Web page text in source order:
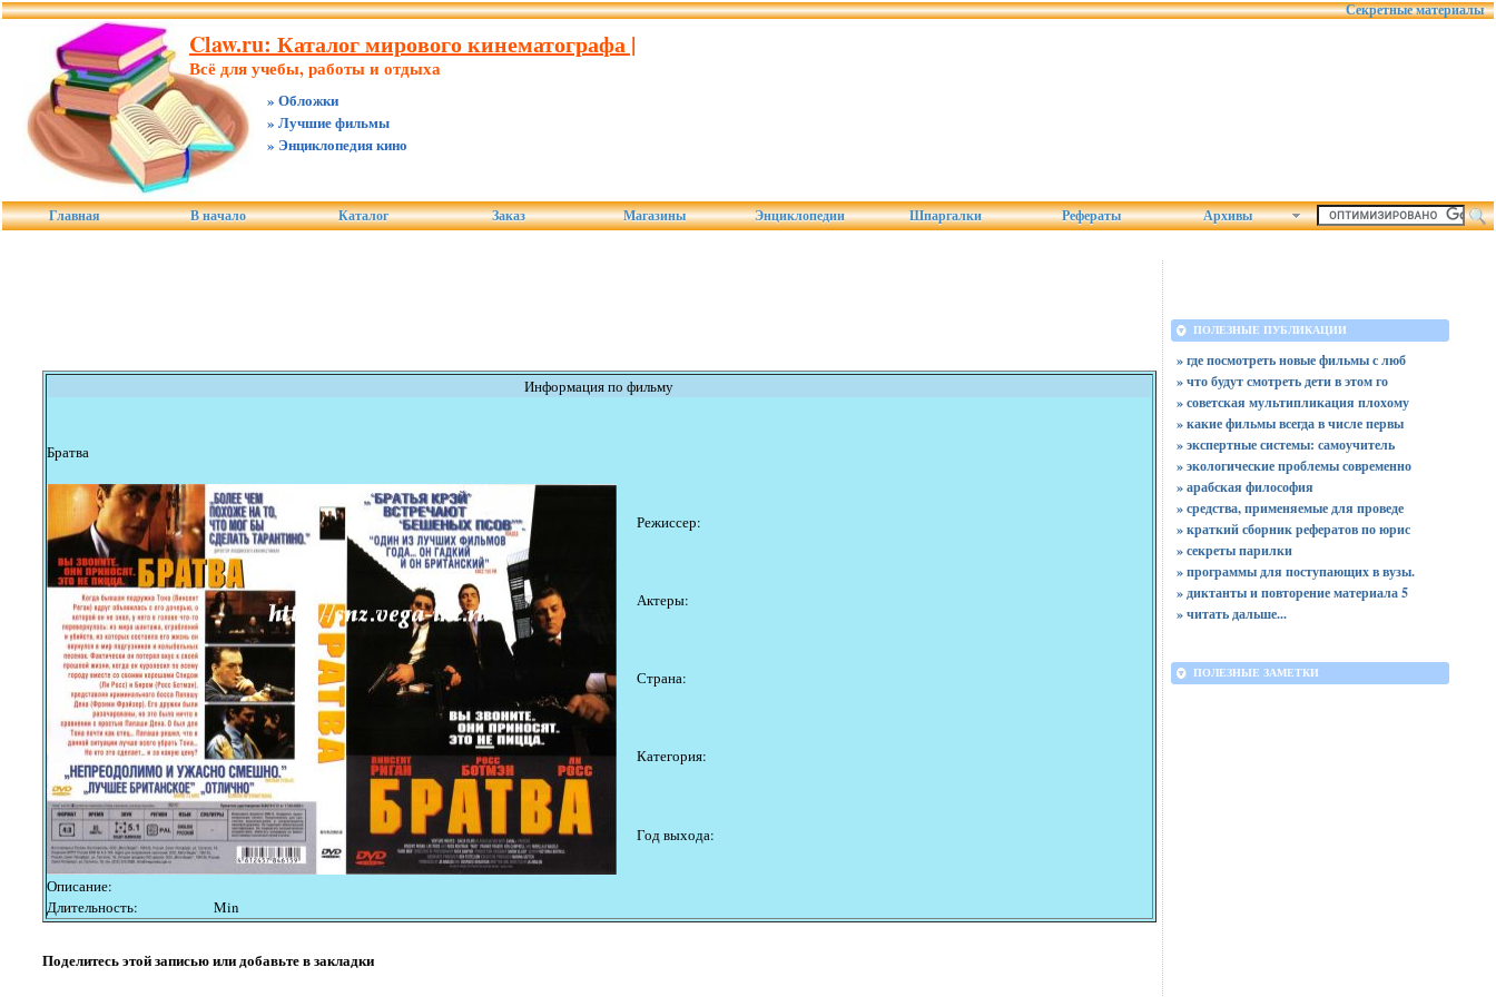
Секретные материалы
Claw.ru: Каталог мирового кинематографа |
Всё для учебы, работы и отдыха
» Обложки
» Лучшие фильмы
» Энциклопедия кино
Главная В начало Каталог Заказ Магазины Энциклопедии Шпаргалки Рефераты Архивы
Информация по фильму
Братва
Режиссер:
Актеры:
Страна:
Категория:
Год выхода:
Описание:
Длительность:
Min
Поделитесь этой записью или добавьте в закладки
ПОЛЕЗНЫЕ ПУБЛИКАЦИИ
» где посмотреть новые фильмы с люб
» что будут смотреть дети в этом го
» советская мультипликация плохому
» какие фильмы всегда в числе первы
» экспертные системы: самоучитель
» экологические проблемы современно
» арабская философия
» средства, применяемые для проведе
» краткий сборник рефератов по юрис
» секреты парилки
» программы для поступающих в вузы.
» диктанты и повторение материала 5
»читать дальше...
ПОЛЕЗНЫЕ ЗАМЕТКИ